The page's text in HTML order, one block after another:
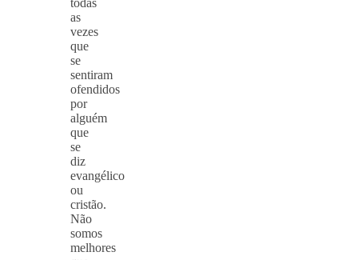
as
vezes
que
se
sentiram
ofendidos
por
alguém
que
se
diz
evangélico
ou
cristão.
Não
somos
melhores